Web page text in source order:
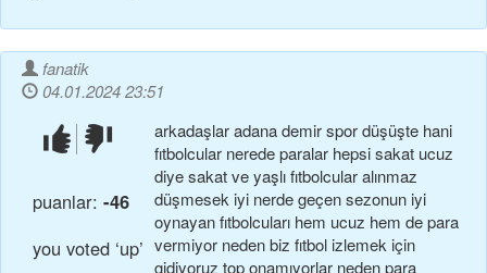
fanatik
04.01.2024 23:51
beğendim!beğenmedim!
puanlar: -46
you voted ‘up’
arkadaşlar adana demir spor düşüşte hani
fıtbolcular nerede paralar hepsi sakat ucuz
diye sakat ve yaşlı fıtbolcular alınmaz
düşmesek iyi nerde geçen sezonun iyi
oynayan fıtbolcuları hem ucuz hem de para
vermiyor neden biz fıtbol izlemek için
gidiyoruz top onamıyorlar neden para